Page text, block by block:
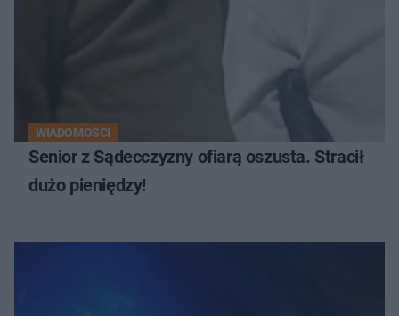
WIADOMOŚCI
Senior z Sądecczyzny ofiarą oszusta. Stracił
dużo pieniędzy!